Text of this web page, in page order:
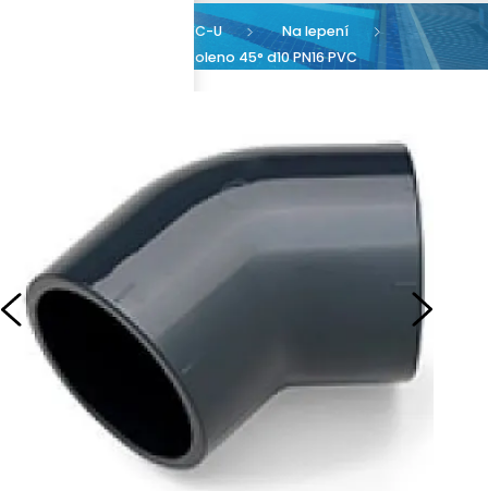
Armatury PVC-U
Na lepení
Koleno 45° d10 PN16 PVC